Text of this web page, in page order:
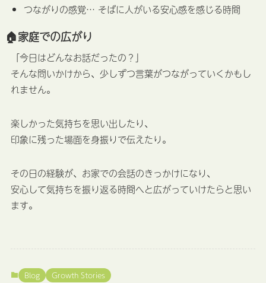
つながりの感覚… そばに人がいる安心感を感じる時間
🏠家庭での広がり
「今日はどんなお話だったの？」
そんな問いかけから、少しずつ言葉がつながっていくかもし
れません。
楽しかった気持ちを思い出したり、
印象に残った場面を身振りで伝えたり。
その日の経験が、お家での会話のきっかけになり、
安心して気持ちを振り返る時間へと広がっていけたらと思い
ます。
Blog Growth Stories